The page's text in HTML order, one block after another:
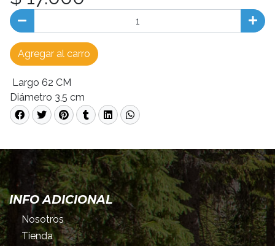
Agregar al carro
Largo 62 CM
Diámetro 3,5 cm
INFO ADICIONAL
Nosotros
Tienda